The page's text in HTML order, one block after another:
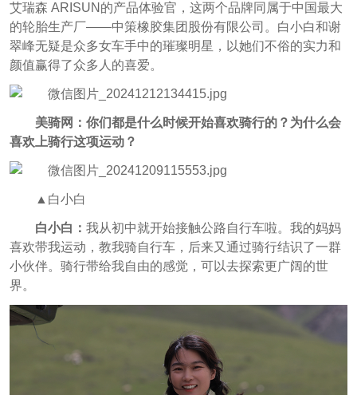
艾瑞森 ARISUN的产品体验官，这两个品牌同属于中国最大
的轮胎生产厂——中策橡胶集团股份有限公司。白小白和谢
翠峰无疑是众多女车手中的璀璨明星，以她们不俗的实力和
颜值赢得了众多人的喜爱。
美骑网：你们都是什么时候开始喜欢骑行的？为什么会
喜欢上骑行这项运动？
▲白小白
白小白： 我从初中就开始接触公路自行车啦。我的妈妈
喜欢带我运动，教我骑自行车，后来又通过骑行结识了一群
小伙伴。骑行带给我自由的感觉，可以去探索更广阔的世
界。